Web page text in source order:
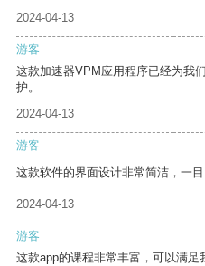
2024-04-13
游客
这款加速器VPM应用程序已经为我
护。
2024-04-13
游客
这款软件的界面设计非常简洁，一目
2024-04-13
游客
这款app的课程非常丰富，可以满